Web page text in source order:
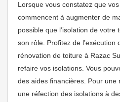
Lorsque vous constatez que
commencent à augmenter de
possible que l’isolation de votre
son rôle. Profitez de l’exécution
rénovation de toiture à Razac
refaire vos isolations. Vous
des aides financières. Pour une
une réfection des isolations à